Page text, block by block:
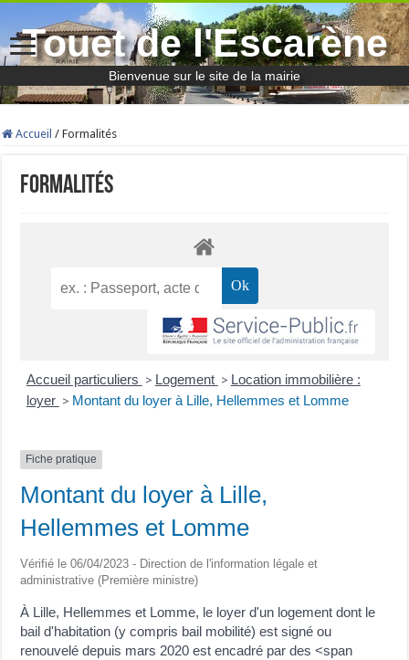
Touet de l'Escarène
Bienvenue sur le site de la mairie
Accueil / Formalités
Formalités
Accueil particuliers > Logement > Location immobilière :
loyer > Montant du loyer à Lille, Hellemmes et Lomme
Fiche pratique
Montant du loyer à Lille,
Hellemmes et Lomme
Vérifié le 06/04/2023 - Direction de l'information légale et
administrative (Première ministre)
À Lille, Hellemmes et Lomme, le loyer d'un logement dont le
bail d'habitation (y compris bail mobilité) est signé ou
renouvelé depuis mars 2020 est encadré par des <span